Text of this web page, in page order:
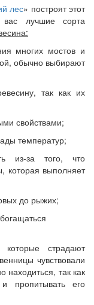
лес» построят этот
вас лучшие сорта
многих мостов и
обычно выбирают
так как их
свойствами;
температур;
из-за того, что
которая выполняет
до рыжих;
страдают
чувствовали
находиться, так как
пропитывать его